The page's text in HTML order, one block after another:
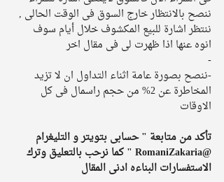
ننصح بالانتظار خارج السوق فى الوقت الحالى ,
ننتظر اشارة للبيع المكشوف خلال أيام سوف
انوه عنها اذا ظهرت لى فى مقال اخر
-
-ننصح بصورة عامة اثناء التداول ان لا تزيد
المخاطرة عن 2% من حجم راسمال فى كل
الاوقات
تأكد من متابعة " حسابى بتويتر و التليغرام
@RomaniZakaria " كما نرحب بالتعليق وترك
الاستفسارات البناءه ادنى المقال